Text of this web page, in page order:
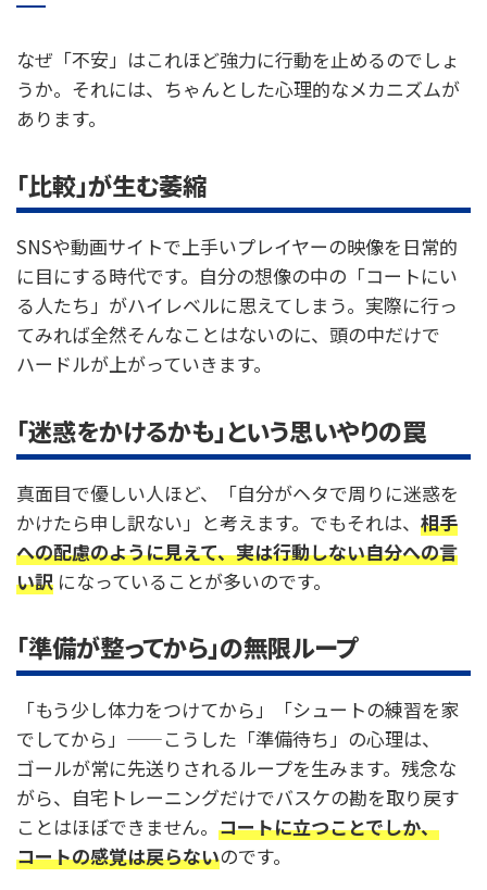
なぜ「不安」はこれほど強力に行動を止めるのでしょ
うか。それには、ちゃんとした心理的なメカニズムが
あります。
「比較」が生む萎縮
SNSや動画サイトで上手いプレイヤーの映像を日常的
に目にする時代です。自分の想像の中の「コートにい
る人たち」がハイレベルに思えてしまう。実際に行っ
てみれば全然そんなことはないのに、頭の中だけで
ハードルが上がっていきます。
「迷惑をかけるかも」という思いやりの罠
真面目で優しい人ほど、「自分がヘタで周りに迷惑を
かけたら申し訳ない」と考えます。でもそれは、 相手
への配慮のように見えて、実は行動しない自分への言
い訳 になっていることが多いのです。
「準備が整ってから」の無限ループ
「もう少し体力をつけてから」「シュートの練習を家
でしてから」——こうした「準備待ち」の心理は、
ゴールが常に先送りされるループを生みます。残念な
がら、自宅トレーニングだけでバスケの勘を取り戻す
ことはほぼできません。 コートに立つことでしか、
コートの感覚は戻らないのです。